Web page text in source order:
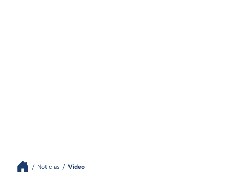
Noticias Video